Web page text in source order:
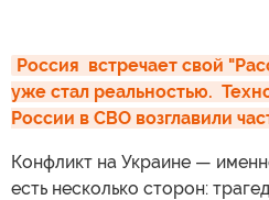
Россия  встречает свой
уже стал реальностью.
России в СВО возглавили
Конфликт на Украине —
есть несколько сторон: